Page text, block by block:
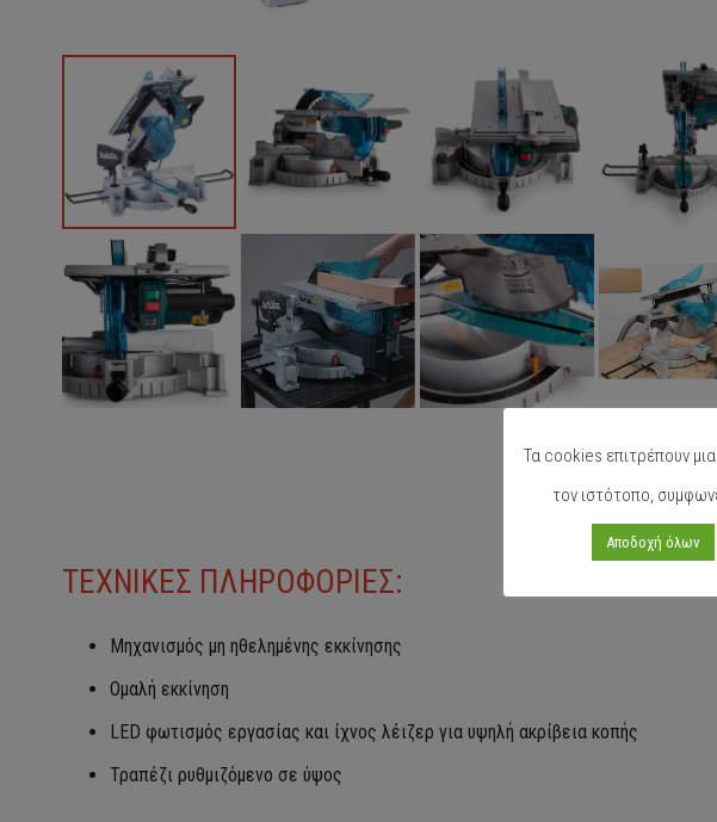
ΤΕΧΝΙΚΕΣ ΠΛΗΡΟΦΟΡΙΕΣ:
Μηχανισμός μη ηθελημένης εκκίνησης
Ομαλή εκκίνηση
LED φωτισμός εργασίας και ίχνος λέιζερ για υψηλή ακρίβεια κοπής
Τραπέζι ρυθμιζόμενο σε ύψος
Τα cookies επιτρέπουν
τον ιστότοπο,
Αποδοχή όλων